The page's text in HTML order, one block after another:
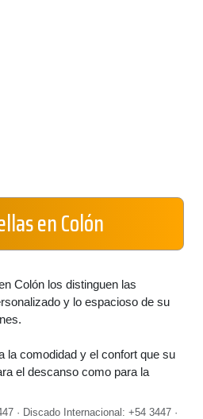
en Colón
Colón los distinguen las
y lo espacioso de su
la comodidad y el confort que su
el descanso como para la
· Discado Internacional: +54 3447 ·